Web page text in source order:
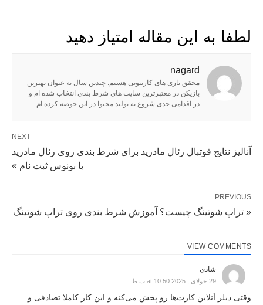
لطفا به این مقاله امتیاز دهید
nagard
محقق بازی های کازینویی هستم. چندین سال به عنوان بهترین
بازیکن در معتبرترین سایت های شرط بندی انتخاب شده ام و
در اقدامی جدی شروع به تولید محتوا در این حوضه کرده ام.
NEXT
آنالیز نتایج فوتبال رئال مادرید برای شرط بندی روی رئال مادرید
با بونوس ثبت نام »
PREVIOUS
« تراپ شوتینگ چیست؟ آموزش شرط بندی روی تراپ شوتینگ
VIEW COMMENTS
شادی
29 جولای , 2025 at 10:50 ب.ظ
وقتی دیلر آنلاین کارت‌ها رو پخش می‌کنه و این کار کاملا تصادفی و